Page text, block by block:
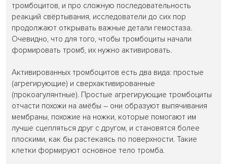
тромбоцитов, и про сложную последовательность
реакций свёртывания, исследователи до сих пор
продолжают открывать важные детали гемостаза.
Очевидно, что для того, чтобы тромбоциты начали
формировать тромб, их нужно активировать.
Активированных тромбоцитов есть два вида: простые
(агрегирующие) и сверхактивированные
(прокоагулянтные). Простые агрегирующие тромбоциты
отчасти похожи на амёбы – они образуют выпячивания
мембраны, похожие на ножки, которые помогают им
лучше сцепляться друг с другом, и становятся более
плоскими, как бы растекаясь по поверхности. Такие
клетки формируют основное тело тромба.